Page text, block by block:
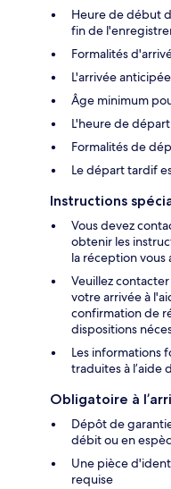
Heure de début
fin de
Formalités
L'arrivée
Âge minimum
L'heure de
Formalités de
Le départ tardif
Instructions
Vous devez
obtenir les
la réception vous
Veuillez
votre arrivée à
confirmation de
dispositions
Les informations
traduites à l’aide
Obligatoire à
Dépôt de
débit ou en
Une pièce
requise